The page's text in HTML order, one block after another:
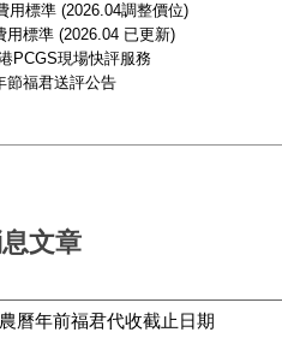
用標準 (2026.04調整價位)
用標準 (2026.04 已更新)
PCGS現場快評服務
節福君送評公告
文章
曆年前福君代收截止日期